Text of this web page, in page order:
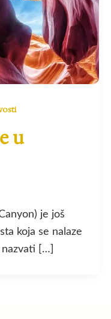
u
je još
koja se nalaze
[…]